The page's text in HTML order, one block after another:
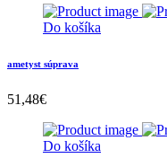
Do košíka
ametyst súprava
51,48€
Do košíka